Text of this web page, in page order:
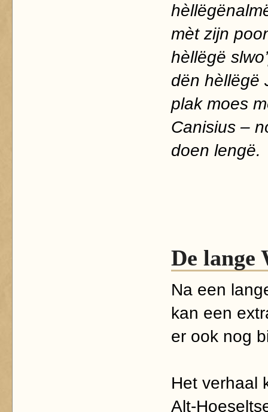
mèt zijn
hèllëgë
dën hèllëgë
plak moes
Canisius –
doen lengë.
De lange
Na een
kan een
er ook nog
Het verhaal
Alt-